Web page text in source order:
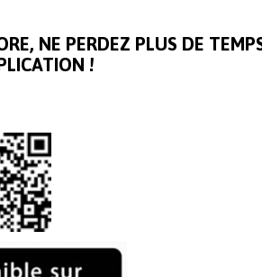
NE PERDEZ PLUS DE
!